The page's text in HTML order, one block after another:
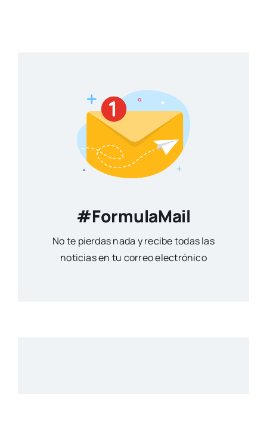
#FormulaMail
No te pierdas nada y recibe todas las
noticias en tu correo electrónico